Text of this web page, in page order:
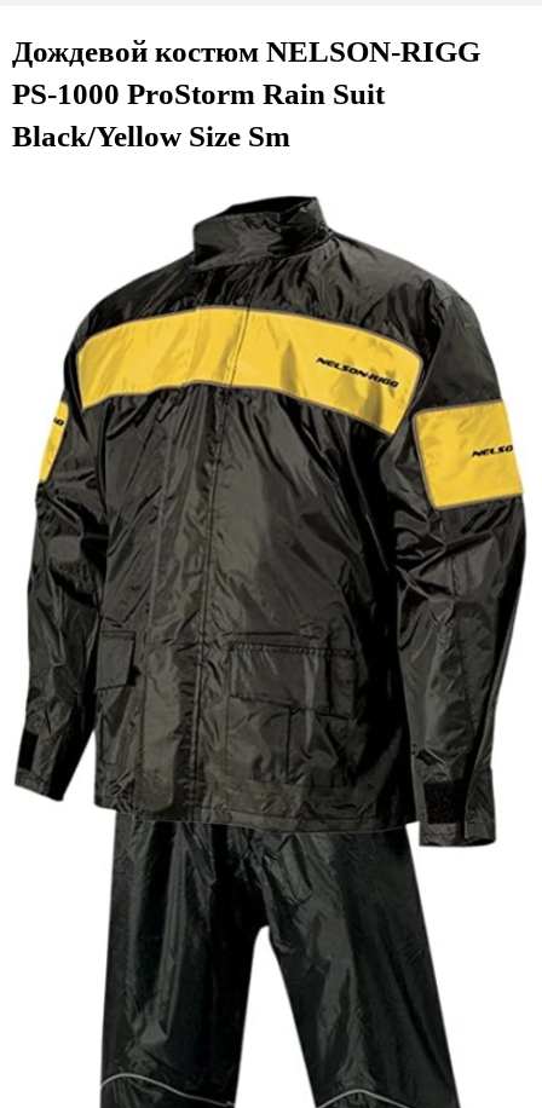
Дождевой костюм NELSON-RIGG
PS-1000 ProStorm Rain Suit
Black/Yellow Size Sm